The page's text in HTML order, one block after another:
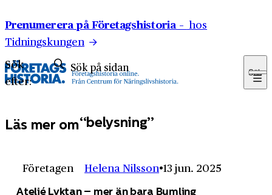
Prenumerera på Företagshistoria – hos
Tidningskungen
Sök
efter:
Sök
Läs mer om belysning
Företagen Helena Nilsson 13 jun. 2025
Ateljé Lyktan – mer än bara Bumling